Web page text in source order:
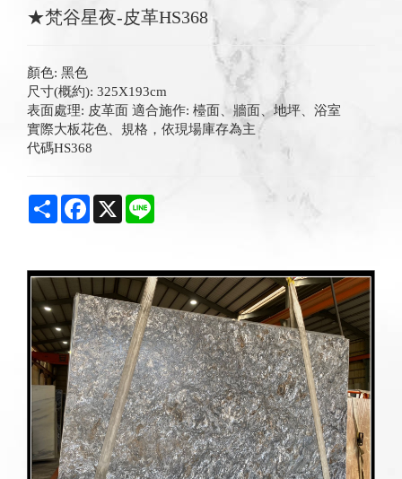
★梵谷星夜-皮革HS368
顏色: 黑色
尺寸(概約): 325X193cm
表面處理: 皮革面 適合施作: 檯面、牆面、地坪、浴室
實際大板花色、規格，依現場庫存為主
代碼HS368
Share Facebook
X